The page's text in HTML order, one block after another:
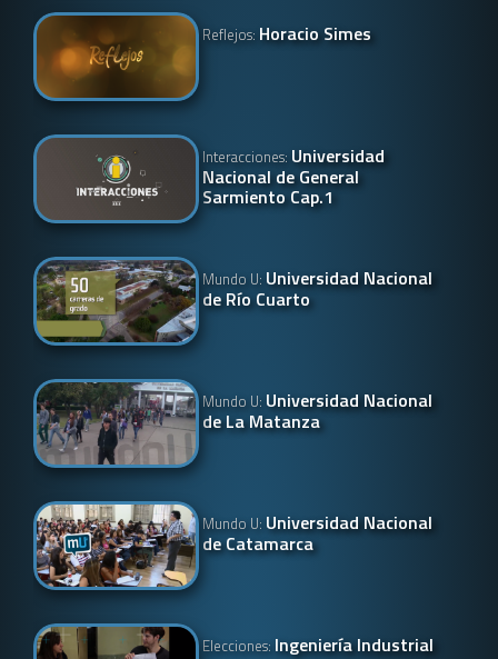
Reflejos: Horacio Simes
Interacciones: Universidad
Nacional de General
Sarmiento Cap.1
Mundo U: Universidad Nacional
de Río Cuarto
Mundo U: Universidad Nacional
de La Matanza
Mundo U: Universidad Nacional
de Catamarca
Elecciones: Ingeniería Industrial